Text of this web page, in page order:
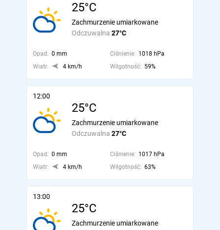
25°C
Odczuwalna 27°C
Zachmurzenie umiarkowane
Opad: 0 mm Ciśnienie: 1018 hPa
Wiatr:
4 km/h Wilgotność: 59%
12:00
25°C
Odczuwalna 27°C
Zachmurzenie umiarkowane
Opad: 0 mm Ciśnienie: 1017 hPa
Wiatr:
4 km/h Wilgotność: 63%
13:00
25°C
Zachmurzenie umiarkowane